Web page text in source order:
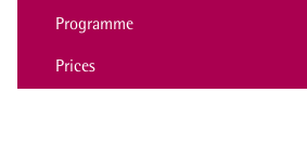
Programme
Prices